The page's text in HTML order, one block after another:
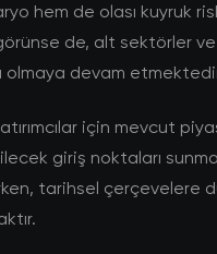
hem de olası kuyruk
de, alt sektörler ve
olmaya devam
için mevcut
giriş noktaları
tarihsel çerçevelere